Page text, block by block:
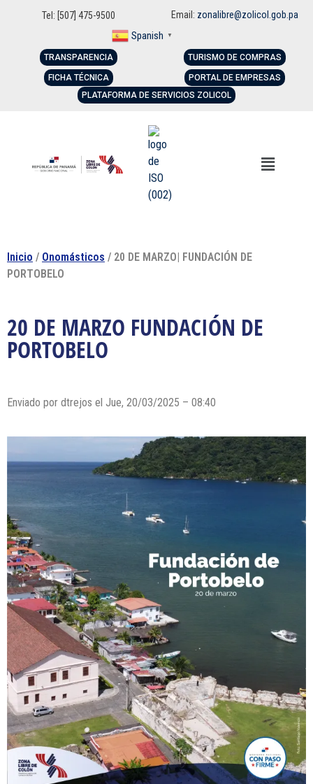
Tel: [507] 475-9500 Email: zonalibre@zolicol.gob.pa
Spanish ▼
TRANSPARENCIA
FICHA TÉCNICA
TURISMO DE COMPRAS
PORTAL DE EMPRESAS
PLATAFORMA DE SERVICIOS ZOLICOL
Inicio / Onomásticos / 20 DE MARZO| FUNDACIÓN DE
PORTOBELO
20 DE MARZO FUNDACIÓN DE
PORTOBELO
Enviado por dtrejos el Jue, 20/03/2025 – 08:40